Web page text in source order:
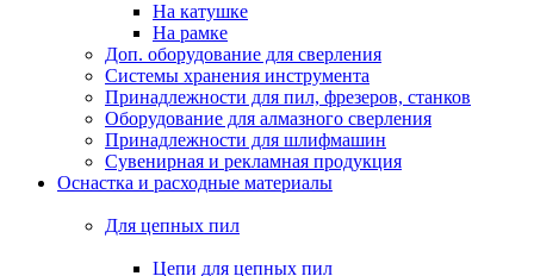
На катушке
На рамке
Доп. оборудование для сверления
Системы хранения инструмента
Принадлежности для пил, фрезеров, станков
Оборудование для алмазного сверления
Принадлежности для шлифмашин
Сувенирная и рекламная продукция
Оснастка и расходные материалы
Для цепных пил
Цепи для цепных пил